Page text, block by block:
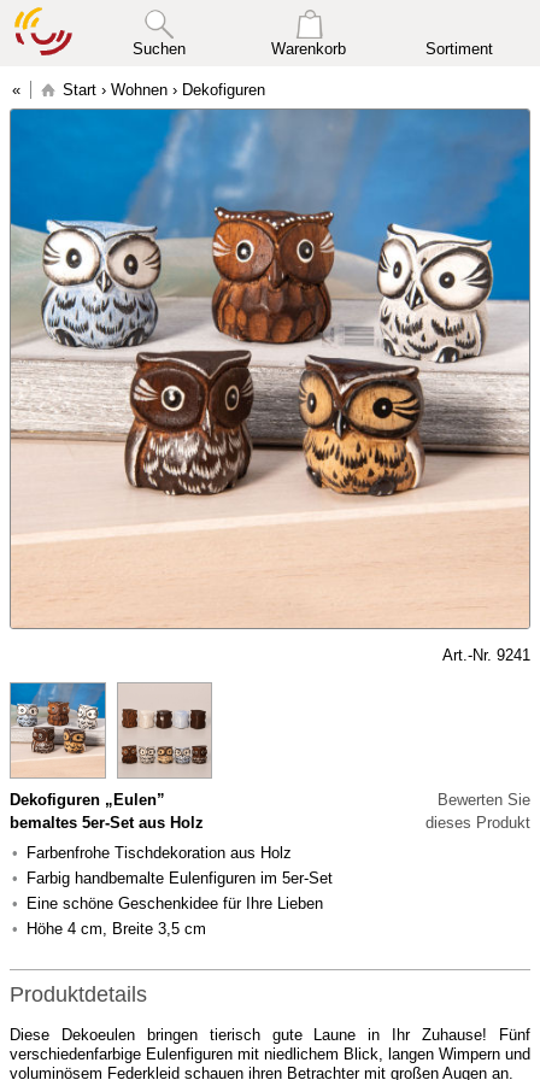
Suchen Warenkorb Sortiment
Start › Wohnen › Dekofiguren
Art.-Nr. 9241
Dekofiguren „Eulen”
bemaltes 5er-Set aus Holz
Farbenfrohe Tischdekoration aus Holz
Farbig handbemalte Eulenfiguren im 5er-Set
Eine schöne Geschenkidee für Ihre Lieben
Höhe 4 cm, Breite 3,5 cm
Bewerten Sie
dieses Produkt
Produktdetails
Diese Dekoeulen bringen tierisch gute Laune in Ihr Zuhause! Fünf
verschiedenfarbige Eulenfiguren mit niedlichem Blick, langen Wimpern und
voluminösem Federkleid schauen ihren Betrachter mit großen Augen an.